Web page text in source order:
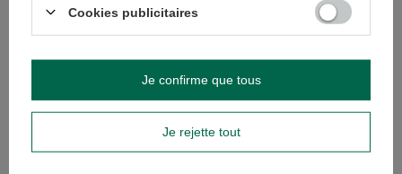
FiloLilo – Prunes lyophilisées en
FiloLilo – Prunes lyophilisées en
Cookies publicitaires
Je rejette tout
Je confirme que tous